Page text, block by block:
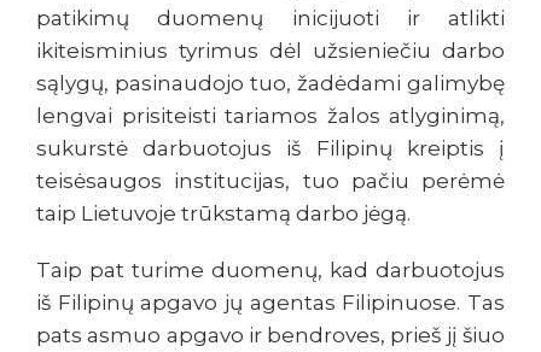
patikimų duomenų inicijuoti ir atlikti
ikiteisminius tyrimus dėl užsieniečiu darbo
sąlygų, pasinaudojo tuo, žadėdami galimybę
lengvai prisiteisti tariamos žalos atlyginimą,
sukurstė darbuotojus iš Filipinų kreiptis į
teisėsaugos institucijas, tuo pačiu perėmė
taip Lietuvoje trūkstamą darbo jėgą.
Taip pat turime duomenų, kad darbuotojus
iš Filipinų apgavo jų agentas Filipinuose. Tas
pats asmuo apgavo ir bendroves, prieš jį šiuo